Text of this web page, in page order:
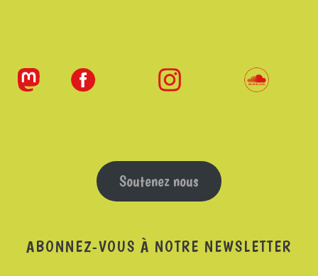
Soutenez nous
ABONNEZ-VOUS À NOTRE NEWSLETTER